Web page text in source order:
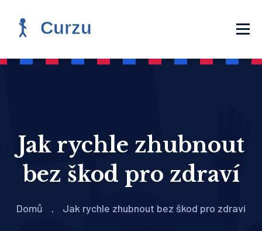
Jak rychle zhubnout
bez škod pro zdraví
Domů Jak rychle zhubnout bez škod pro zdraví